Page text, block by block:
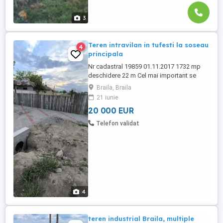
3
4
4
Teren intravilan in tufesti la soseau
principala
Nr cadastral 19859 01.11.2017 1732 mp
deschidere 22 m Cel mai important se
poate defalca in 2 terenuri se intinde pana
pe strada cealalta care la randul ei este
asfaltata locul este fara nici o constructie
dispune de apa curenta cu camin si
apometru,fantana si canalizare in fata
Braila, Braila
21 iunie
20 000 EUR
Telefon validat
teren industrial Braila, multiple